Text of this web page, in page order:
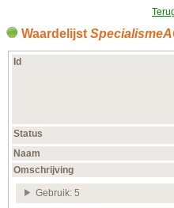
Waardelijst
Id
Status
Naam
Omschrijving
Gebruik: 5